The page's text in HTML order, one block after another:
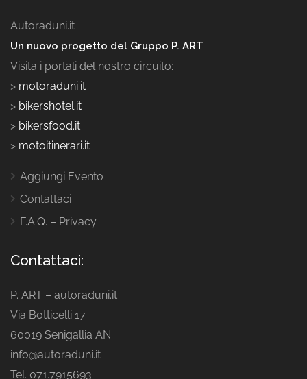
Autoraduni.it
Un nuovo progetto del Gruppo P. ART
Visita i portali del nostro circuito:
> motoraduni.it
> bikershotel.it
> bikersfood.it
> motoitinerari.it
Aggiungi Evento
Contattaci
F.A.Q. – Privacy
Contattaci:
P. ART – autoraduni.it
Via Botticelli 17
60019 Senigallia AN
info@autoraduni.it
Tel. 071.7915693